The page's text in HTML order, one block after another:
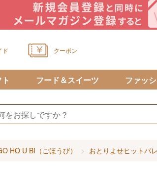
ド クーポン
フード＆スイーツ ファッ
HO U BI（ごほうび） おとりよせヒットパ